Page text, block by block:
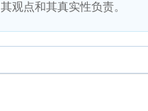
观点和其真实性负责。